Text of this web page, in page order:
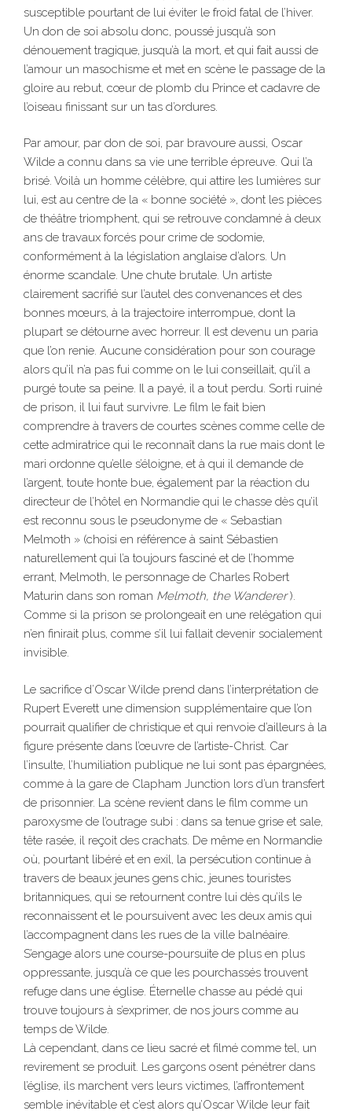
susceptible pourtant de lui éviter le froid fatal de l’hiver.
Un don de soi absolu donc, poussé jusqu’à son
dénouement tragique, jusqu’à la mort, et qui fait aussi de
l’amour un masochisme et met en scène le passage de la
gloire au rebut, cœur de plomb du Prince et cadavre de
l’oiseau finissant sur un tas d’ordures.
Par amour, par don de soi, par bravoure aussi, Oscar
Wilde a connu dans sa vie une terrible épreuve. Qui l’a
brisé. Voilà un homme célèbre, qui attire les lumières sur
lui, est au centre de la « bonne société », dont les pièces
de théâtre triomphent, qui se retrouve condamné à deux
ans de travaux forcés pour crime de sodomie,
conformément à la législation anglaise d’alors. Un
énorme scandale. Une chute brutale. Un artiste
clairement sacrifié sur l’autel des convenances et des
bonnes mœurs, à la trajectoire interrompue, dont la
plupart se détourne avec horreur. Il est devenu un paria
que l’on renie. Aucune considération pour son courage
alors qu’il n’a pas fui comme on le lui conseillait, qu’il a
purgé toute sa peine. Il a payé, il a tout perdu. Sorti ruiné
de prison, il lui faut survivre. Le film le fait bien
comprendre à travers de courtes scènes comme celle de
cette admiratrice qui le reconnaît dans la rue mais dont le
mari ordonne qu’elle s’éloigne, et à qui il demande de
l’argent, toute honte bue, également par la réaction du
directeur de l’hôtel en Normandie qui le chasse dès qu’il
est reconnu sous le pseudonyme de « Sebastian
Melmoth » (choisi en référence à saint Sébastien
naturellement qui l’a toujours fasciné et de l’homme
errant, Melmoth, le personnage de Charles Robert
Maturin dans son roman Melmoth, the Wanderer).
Comme si la prison se prolongeait en une relégation qui
n’en finirait plus, comme s’il lui fallait devenir socialement
invisible.
Le sacrifice d’Oscar Wilde prend dans l’interprétation de
Rupert Everett une dimension supplémentaire que l’on
pourrait qualifier de christique et qui renvoie d’ailleurs à la
figure présente dans l’œuvre de l’artiste-Christ. Car
l’insulte, l’humiliation publique ne lui sont pas épargnées,
comme à la gare de Clapham Junction lors d’un transfert
de prisonnier. La scène revient dans le film comme un
paroxysme de l’outrage subi : dans sa tenue grise et sale,
tête rasée, il reçoit des crachats. De même en Normandie
où, pourtant libéré et en exil, la persécution continue à
travers de beaux jeunes gens chic, jeunes touristes
britanniques, qui se retournent contre lui dès qu’ils le
reconnaissent et le poursuivent avec les deux amis qui
l’accompagnent dans les rues de la ville balnéaire.
S’engage alors une course-poursuite de plus en plus
oppressante, jusqu’à ce que les pourchassés trouvent
refuge dans une église. Éternelle chasse au pédé qui
trouve toujours à s’exprimer, de nos jours comme au
temps de Wilde.
Là cependant, dans ce lieu sacré et filmé comme tel, un
revirement se produit. Les garçons osent pénétrer dans
l’église, ils marchent vers leurs victimes, l’affrontement
semble inévitable et c’est alors qu’Oscar Wilde leur fait